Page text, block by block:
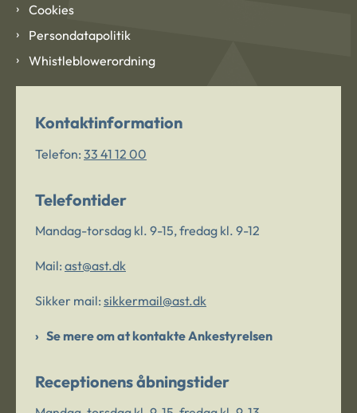
Cookies
Persondatapolitik
Whistleblowerordning
Kontaktinformation
Telefon: 33 41 12 00
Telefontider
Mandag-torsdag kl. 9-15, fredag kl. 9-12
Mail: ast@ast.dk
Sikker mail: sikkermail@ast.dk
Se mere om at kontakte Ankestyrelsen
Receptionens åbningstider